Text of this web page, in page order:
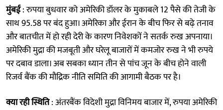
मुंबई: रुपया बुधवार को अमेरिकी डॉलर के मुकाबले 12 पैसे की तेजी के
साथ 95.58 पर बंद हुआ। अमेरिका और ईरान के बीच फिर से बढ़े तनाव
और बातचीत में हो रही देरी के कारण निवेशकों ने सतर्क रुख अपनाया।
अमेरिकी मुद्रा की मजबूती और घरेलू बाजारों में कमजोर रुख ने भी रुपये
पर दबाव डाला। अब सबका ध्यान तीन से पांच जून के बीच होने वाली
रिजर्व बैंक की मौद्रिक नीति समिति की आगामी बैठक पर है।
क्या रही स्थिति: अंतरबैंक विदेशी मुद्रा विनिमय बाजार में, रुपया अमेरिकी